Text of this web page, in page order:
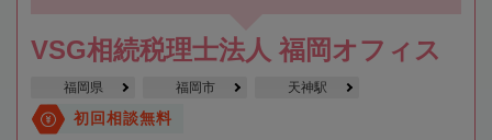
VSG相続税理士法人 福岡オフィス
福岡県 福岡市 天神駅
初回相談無料